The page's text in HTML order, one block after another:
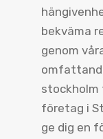
bekväma
genom
stockholm
företag i
ge dig en